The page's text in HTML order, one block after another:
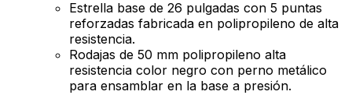
Estrella base de 26 pulgadas con 5 puntas
reforzadas fabricada en polipropileno de alta
resistencia.
Rodajas de 50 mm polipropileno alta
resistencia color negro con perno metálico
para ensamblar en la base a presión.